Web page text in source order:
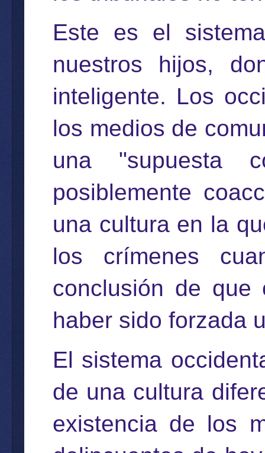
Este es el
nuestros hijos,
inteligente. Los
los medios de
una "supuesta
posiblemente
una cultura en la
los crímenes
conclusión de que
haber sido forzada
El sistema
de una cultura
existencia de los